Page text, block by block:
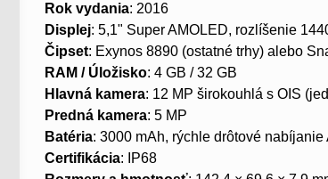
Rok vydania: 2016
Displej: 5,1" Super AMOLED, rozlíšenie
Čipset: Exynos 8890 (ostatné trhy) alebo
RAM / Úložisko: 4 GB / 32 GB
Hlavná kamera: 12 MP širokouhlá s OIS
Predná kamera: 5 MP
Batéria: 3000 mAh, rýchle drôtové
Certifikácia: IP68